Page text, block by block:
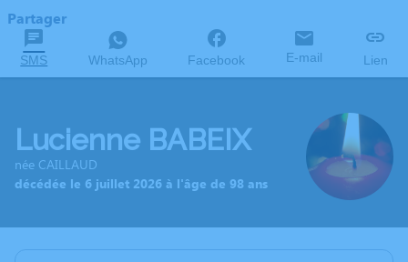
Partager
SMS WhatsApp Facebook E-mail Lien
Lucienne BABEIX
née CAILLAUD
décédée le 6 juillet 2026 à l'âge de 98 ans